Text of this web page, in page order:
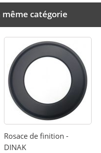
catégorie
Rosace de finition -
DINAK